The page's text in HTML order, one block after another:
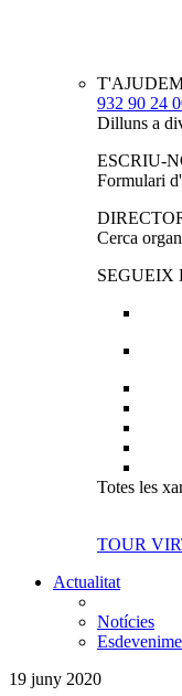
932 90 24
Dilluns a
ESCRIU-
Formulari
Cerca
SEGUEIX
Totes les
TOUR
Actualitat
Notícies
19 juny 2020